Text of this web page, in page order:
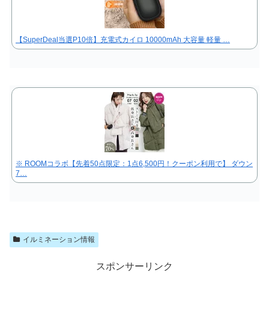
【SuperDeal当選P10倍】充電式カイロ 10000mAh 大容量 軽量 …
※ ROOMコラボ【先着50点限定：1点6,500円！クーポン利用で】 ダウン
7…
イルミネーション情報
スポンサーリンク